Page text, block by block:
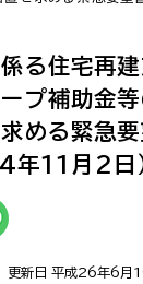
る住宅再
プ補助金
める緊急要
年11月2日
新日 平成26年6月